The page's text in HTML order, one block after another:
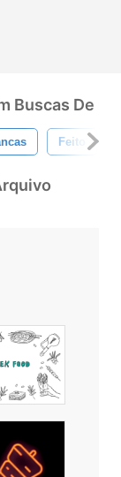
Buscas De
Feito